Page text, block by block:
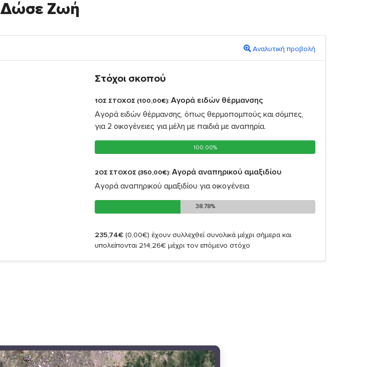
Δώσε Ζωή
Αναλυτική προβολή
Στόχοι σκοπού
1ΟΣ ΣΤΟΧΟΣ (100,00€):Αγορά ειδών θέρμανσης
Αγορά ειδών θέρμανσης, όπως θερμοπομπούς και σόμπες,
για 2 οικογένειες για μέλη με παιδιά με αναπηρία.
100.00%
100.00%
2ΟΣ ΣΤΟΧΟΣ (350,00€):Αγορά αναπηρικού αμαξιδίου
Αγορά αναπηρικού αμαξιδίου για οικογένεια
38.78%
38.78%
235,74€ (0,00€) έχουν συλλεχθεί συνολικά μέχρι σήμερα και
υπολείπονται 214,26€ μέχρι τον επόμενο στόχο